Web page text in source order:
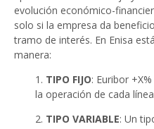
evolución económico-
solo si la empresa da
tramo de interés. En Enisa
manera:
1. TIPO FIJO: Euribor
la operación de cada
2. TIPO VARIABLE: Un